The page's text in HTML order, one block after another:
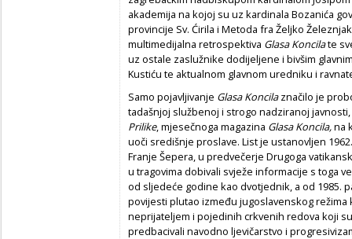
akademija na kojoj su uz kardinala Bozanića
provincije Sv. Ćirila i Metoda fra Željko
multimedijalna retrospektiva Glasa Koncilate
uz ostale zaslužnike dodijeljene i bivšim
Kustiću te aktualnom glavnom uredniku i
Samo pojavljivanje Glasa Koncilaznačilo je
tadašnjoj službenoj i strogo nadziranoj
Prilike, mjesečnoga magazina Glasa Koncila,na
uoči središnje proslave. List je ustanovljen
Franje Šepera, u predvečerje Drugoga
u tragovima dobivali svježe informacije s toga
od sljedeće godine kao dvotjednik, a od 1985.
povijesti plutao između jugoslavenskog režima
neprijateljem i pojedinih crkvenih redova koji
predbacivali navodno ljevičarstvo i